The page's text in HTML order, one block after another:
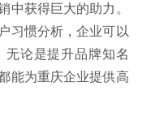
中获得巨大的助力。
习惯分析，企业可以
无论是提升品牌知名
能为重庆企业提供高